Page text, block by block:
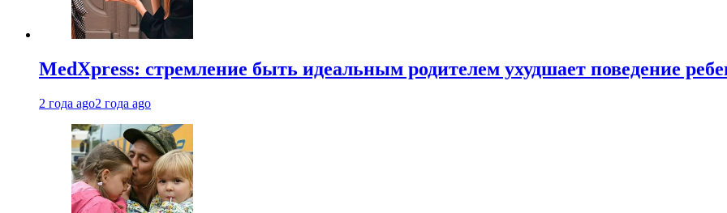
MedXpress: стремление быть идеальным родителем ухудшает поведение
2 года ago2 года ago